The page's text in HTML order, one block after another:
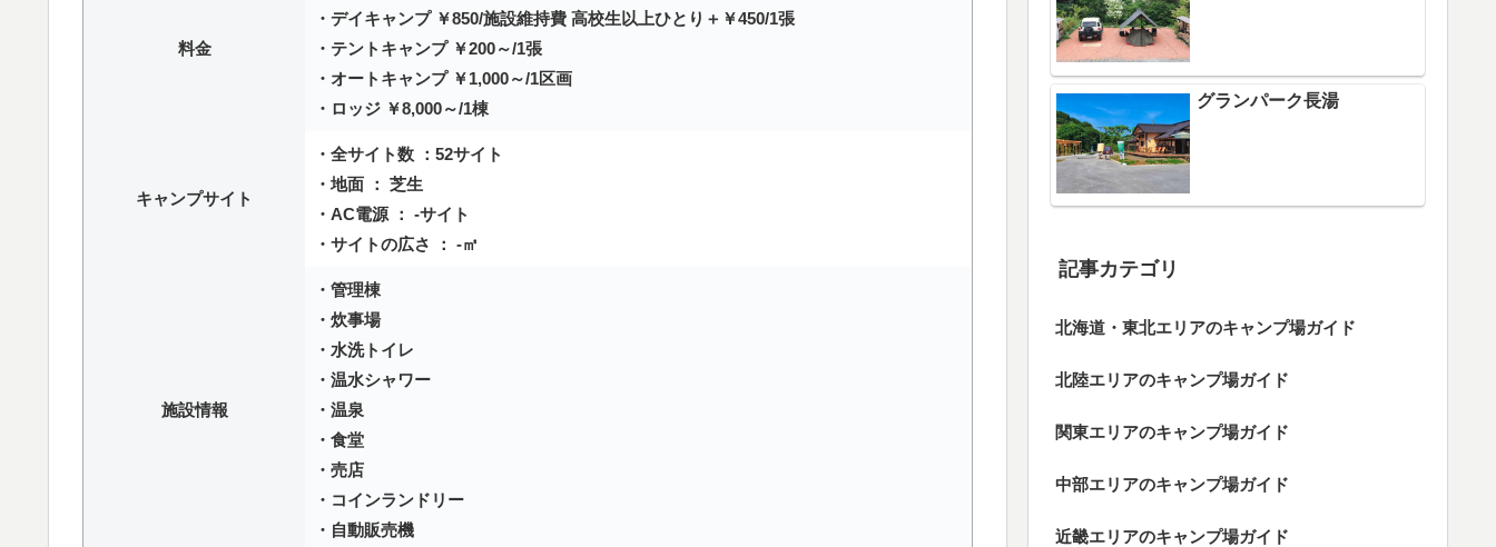
料金
・デイキャンプ ￥850/施設維持費 高校生以上ひとり＋￥450/1張
・テントキャンプ ￥200～/1張
・オートキャンプ ￥1,000～/1区画
・ロッジ ￥8,000～/1棟
キャンプサイト
・全サイト数 ：52サイト
・地面 ： 芝生
・AC電源 ： -サイト
・サイトの広さ ： -㎡
施設情報
・管理棟
・炊事場
・水洗トイレ
・温水シャワー
・温泉
・食堂
・売店
・コインランドリー
・自動販売機
グランパーク長湯
記事カテゴリ
北海道・東北エリアのキャンプ場ガイド
北陸エリアのキャンプ場ガイド
関東エリアのキャンプ場ガイド
中部エリアのキャンプ場ガイド
近畿エリアのキャンプ場ガイド